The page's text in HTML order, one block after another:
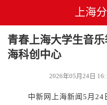
上海
青春上海大学生音
海科创中心
2026年05月24日
中新网上海新闻5月24